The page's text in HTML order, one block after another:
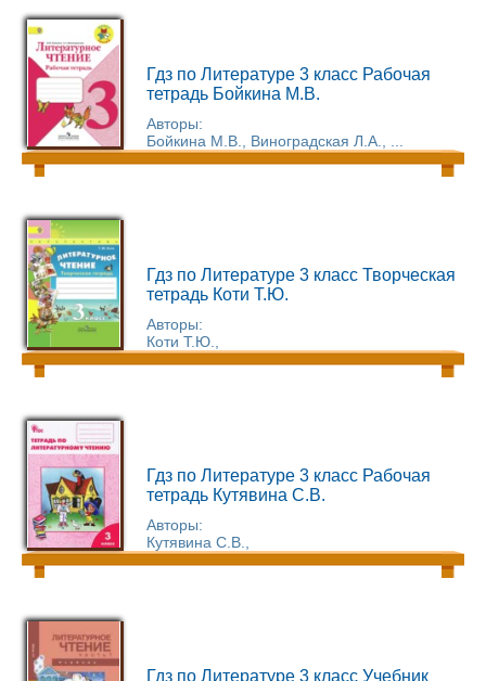
Гдз по Литературе 3 класс Рабочая
тетрадь Бойкина М.В.
Авторы:
Бойкина М.В., Виноградская Л.А., ...
Гдз по Литературе 3 класс Творческая
тетрадь Коти Т.Ю.
Авторы:
Коти Т.Ю.,
Гдз по Литературе 3 класс Рабочая
тетрадь Кутявина С.В.
Авторы:
Кутявина С.В.,
Гдз по Литературе 3 класс Учебник